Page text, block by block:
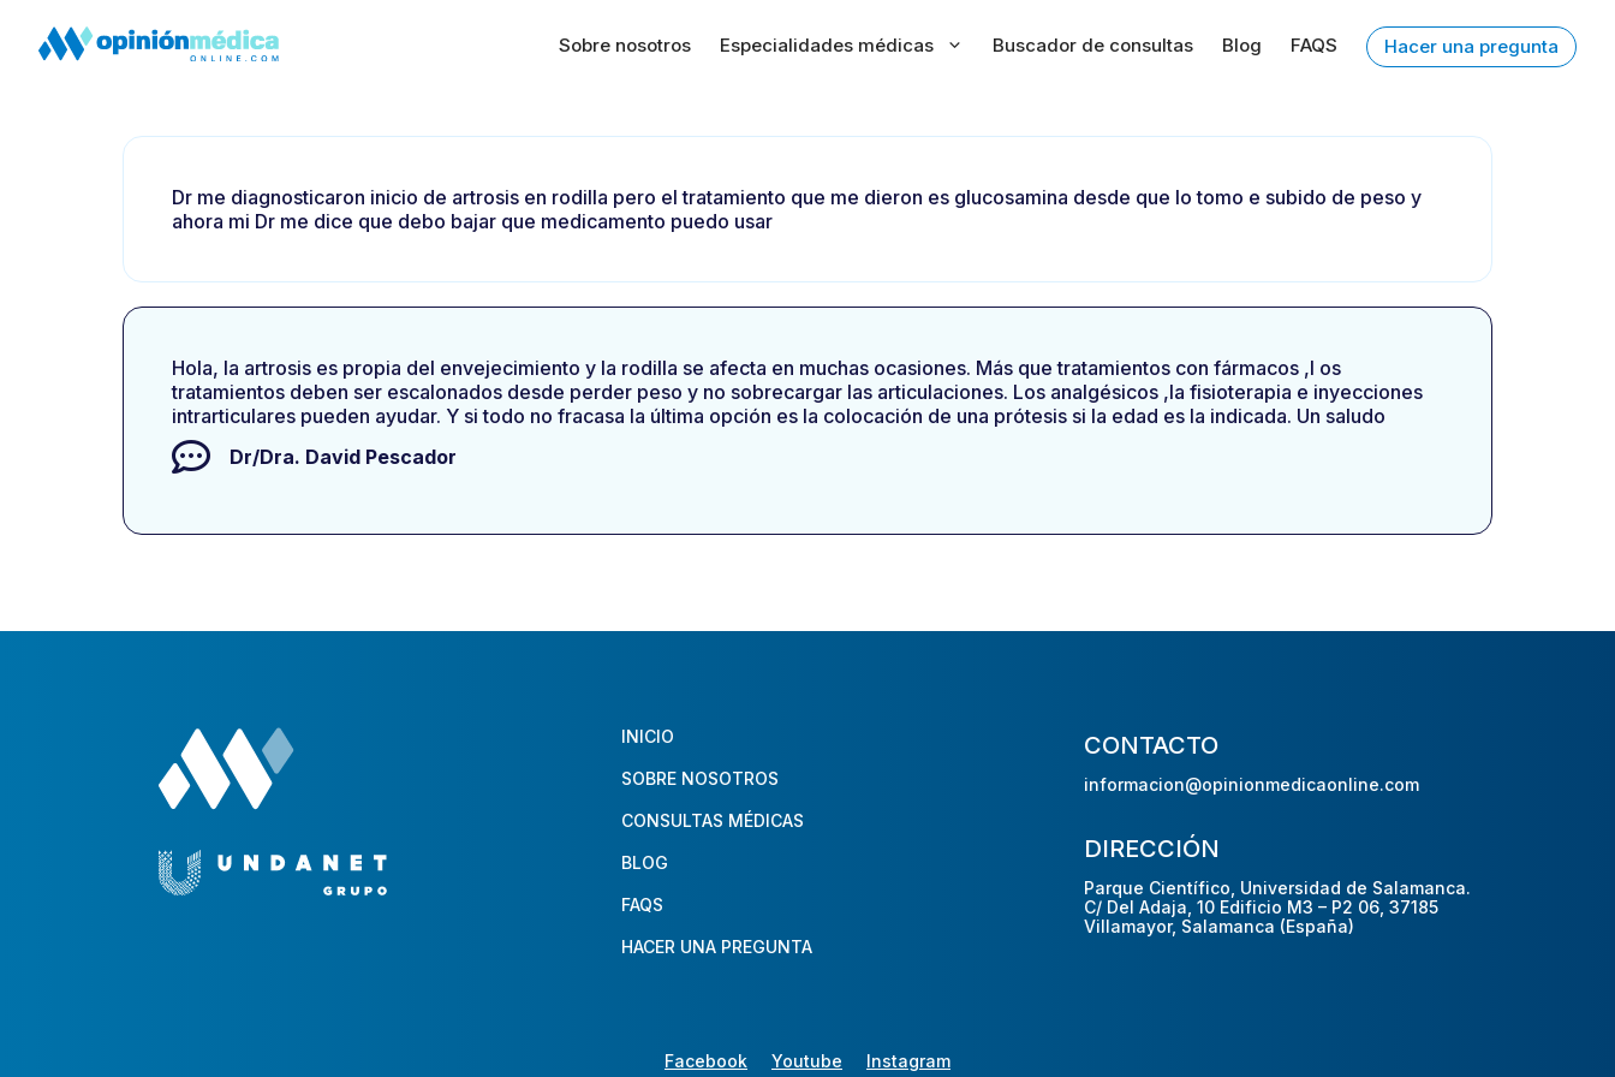
Sobre nosotros Especialidades médicas Buscador de consultas Blog FAQS Hacer una pregunta
Dr me diagnosticaron inicio de artrosis en rodilla pero el tratamiento que me dieron es glucosamina desde que lo tomo e subido de peso y
ahora mi Dr me dice que debo bajar que medicamento puedo usar
Hola, la artrosis es propia del envejecimiento y la rodilla se afecta en muchas ocasiones. Más que tratamientos con fármacos ,l os
tratamientos deben ser escalonados desde perder peso y no sobrecargar las articulaciones. Los analgésicos ,la fisioterapia e inyecciones
intrarticulares pueden ayudar. Y si todo no fracasa la última opción es la colocación de una prótesis si la edad es la indicada. Un saludo
Dr/Dra. David Pescador
INICIO
SOBRE NOSOTROS
CONSULTAS MÉDICAS
BLOG
FAQS
HACER UNA PREGUNTA
CONTACTO
informacion@opinionmedicaonline.com
DIRECCIÓN
Parque Científico, Universidad de Salamanca.
C/ Del Adaja, 10 Edificio M3 – P2 06, 37185
Villamayor, Salamanca (España)
Facebook Youtube Instagram